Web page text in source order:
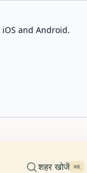
and Android.
शहर खोजें ⌘K